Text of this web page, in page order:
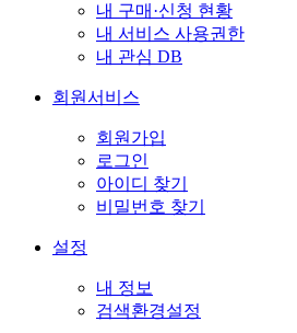
내 구매·신청 현황
내 서비스 사용권한
내 관심 DB
회원서비스
회원가입
로그인
아이디 찾기
비밀번호 찾기
설정
내 정보
검색환경설정